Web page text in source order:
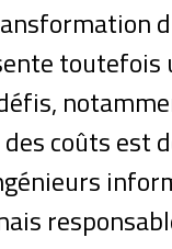
toutefois
coûts est